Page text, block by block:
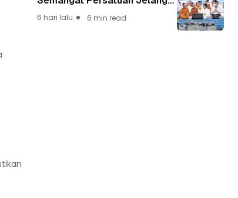
6 hari lalu 6 min read